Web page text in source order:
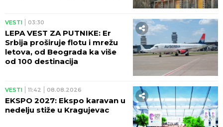
VESTI 03:30
LEPA VEST ZA PUTNIKE: Er
Srbija proširuje flotu i mrežu
letova, od Beograda ka više
od 100 destinacija
VESTI 11:42 08.08.2026
EKSPO 2027: Ekspo karavan u
nedelju stiže u Kragujevac